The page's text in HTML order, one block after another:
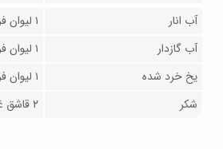
آب انار
۱ لیوان فرانسوی دسته‌دار
آب گازدار
۱ لیوان فرانسوی دسته‌دار
یخ خرد شده
۱ لیوان فرانسوی دسته‌دار
شکر
۲ قاشق غذاخوری